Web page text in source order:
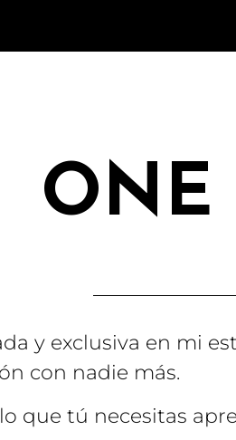
ONE
y exclusiva en mi
con nadie más.
que tú necesitas